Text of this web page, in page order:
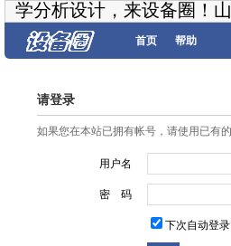
学分析设计，来设备圈！
首页 帮助
请登录
如果您在本站已拥有帐号，请使用已有
用户名
密 码
下次自动登录